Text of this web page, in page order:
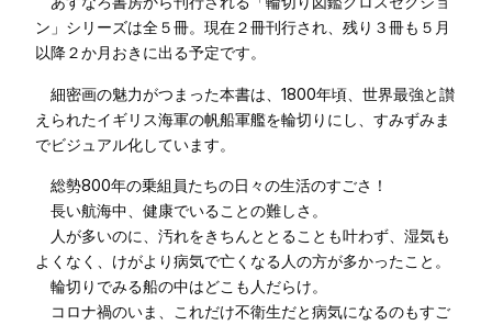
ン」シリーズは全５冊。現在２冊刊行され、残り３冊も５月
以降２か月おきに出る予定です。
細密画の魅力がつまった本書は、1800年頃、世界最強と讃
えられたイギリス海軍の帆船軍艦を輪切りにし、すみずみま
でビジュアル化しています。
総勢800年の乗組員たちの日々の生活のすごさ！
長い航海中、健康でいることの難しさ。
人が多いのに、汚れをきちんととることも叶わず、湿気も
よくなく、けがより病気で亡くなる人の方が多かったこと。
輪切りでみる船の中はどこも人だらけ。
コロナ禍のいま、これだけ不衛生だと病気になるのもすご